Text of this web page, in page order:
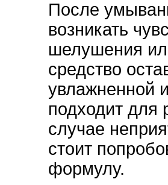
После
возникать
шелушения
средство
увлажненной
подходит для
случае
стоит
формулу.